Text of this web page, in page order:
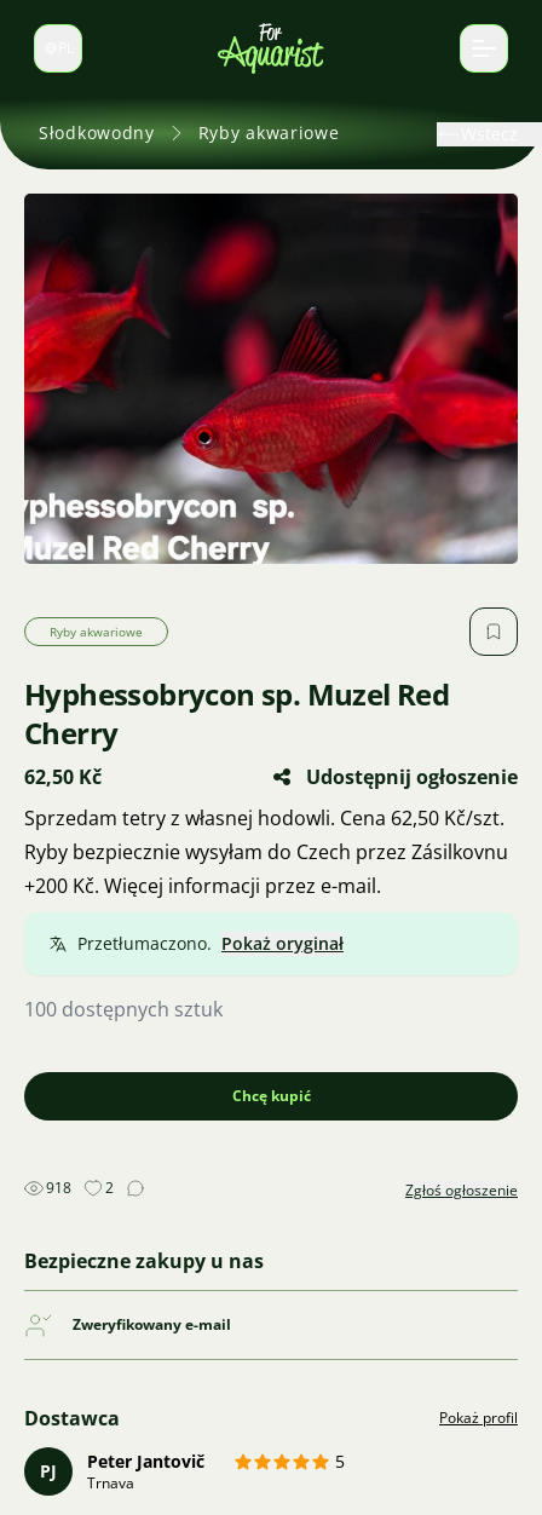
Zmień język
Słodkowodny Ryby akwariowe
Ryby akwariowe
Hyphessobrycon sp. Muzel Red
Cherry
62,50 Kč
Udostępnij ogłoszenie
Sprzedam tetry z własnej hodowli. Cena 62,50 Kč/szt.
Ryby bezpiecznie wysyłam do Czech przez Zásilkovnu
+200 Kč. Więcej informacji przez e-mail.
Przetłumaczono. Pokaż oryginał
100 dostępnych sztuk
Chcę kupić
918 2 Zgłoś ogłoszenie
Bezpieczne zakupy u nas
Zweryfikowany e-mail
Dostawca Pokaż profil
PJ Peter Jantovič 5
Trnava